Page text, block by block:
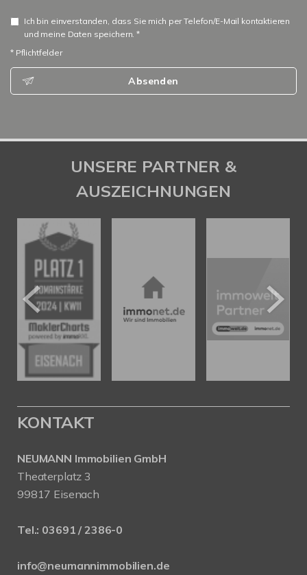
Ich bin einverstanden, dass Sie mich per Telefon/E-Mail kontaktieren
und meine Daten speichern. *
* Pflichtfelder
Absenden
UNSERE PARTNER &
AUSZEICHNUNGEN
KONTAKT
NEUMANN Immobilien GmbH
Theaterplatz 3
99817 Eisenach
Tel.: 03691 / 2386-0
info@neumannimmobilien.de